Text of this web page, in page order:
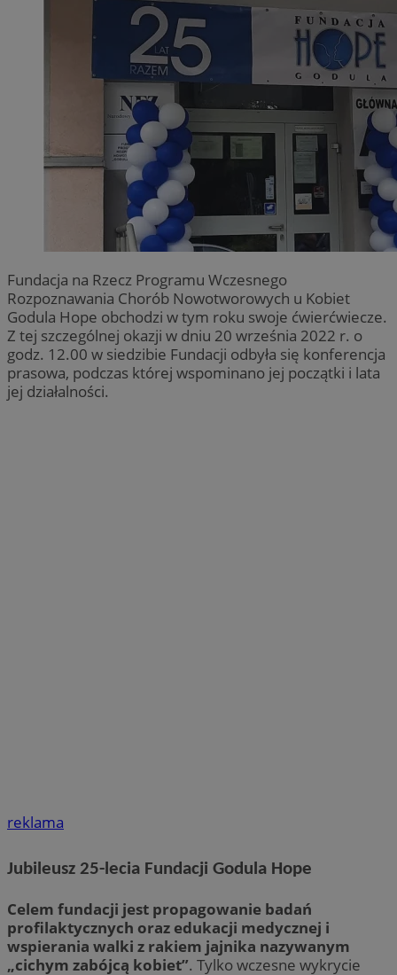
Fundacja na Rzecz Programu Wczesnego
Rozpoznawania Chorób Nowotworowych u Kobiet
Godula Hope obchodzi w tym roku swoje ćwierćwiecze.
Z tej szczególnej okazji w dniu 20 września 2022 r. o
godz. 12.00 w siedzibie Fundacji odbyła się konferencja
prasowa, podczas której wspominano jej początki i lata
jej działalności.
reklama
Jubileusz 25-lecia Fundacji Godula Hope
Celem fundacji jest propagowanie badań
profilaktycznych oraz edukacji medycznej i
wspierania walki z rakiem jajnika nazywanym
„cichym zabójcą kobiet”. Tylko wczesne wykrycie